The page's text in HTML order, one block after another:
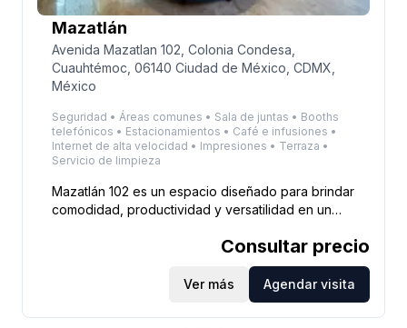
Mazatlán
Avenida Mazatlan 102, Colonia Condesa,
Cuauhtémoc, 06140 Ciudad de México, CDMX,
México
Seguridad • Áreas comunes • Sala de juntas • Booths
telefónicos • Estacionamientos • Café e infusiones •
Internet de alta velocidad • Impresiones • Terraza •
Servicio de limpieza
Mazatlán 102 es un espacio diseñado para brindar
comodidad, productividad y versatilidad en un
oficinas privadas, dos salas de juntas para 8 y 9
personas, y terrazas ideales para eventos,
reuniones y celebraciones corporativas, es el lugar
perfecto para trabajar y conectar. Además, podrás
disfrutar de nuestras amenidades wellness, como
Consultar precio
Ver más Agendar visita